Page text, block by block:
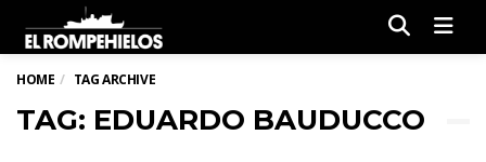
HOME TAG ARCHIVE
TAG: EDUARDO BAUDUCCO